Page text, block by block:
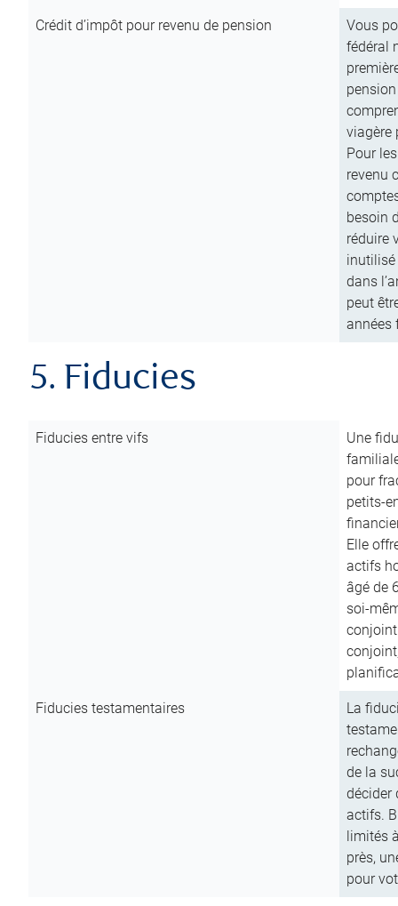
Crédit d’impôt pour revenu de pension
Vous
fédéral
viagère
Pour
revenu
besoin
réduire
inutilisé
dans
peut
années
5. Fiducies
Fiducies entre vifs
Une
pour
petits-
Elle
actifs
âgé de
soi-
Fiducies testamentaires
La
de la
décider
actifs.
limités
près,
pour